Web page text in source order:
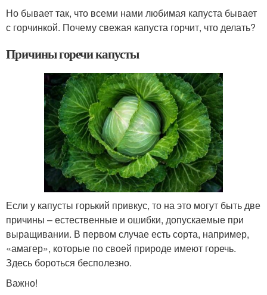
Но бывает так, что всеми нами любимая капуста бывает
с горчинкой. Почему свежая капуста горчит, что делать?
Причины горечи капусты
Если у капусты горький привкус, то на это могут быть две
причины – естественные и ошибки, допускаемые при
выращивании. В первом случае есть сорта, например,
«амагер», которые по своей природе имеют горечь.
Здесь бороться бесполезно.
Важно!